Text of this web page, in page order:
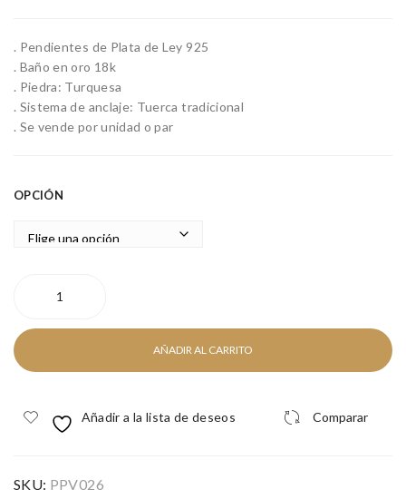
. Pendientes de Plata de Ley 925
. Baño en oro 18k
. Piedra: Turquesa
. Sistema de anclaje: Tuerca tradicional
. Se vende por unidad o par
OPCIÓN
cantidad
AÑADIR AL CARRITO
Añadir a la lista de deseos Comparar
SKU: PPV026